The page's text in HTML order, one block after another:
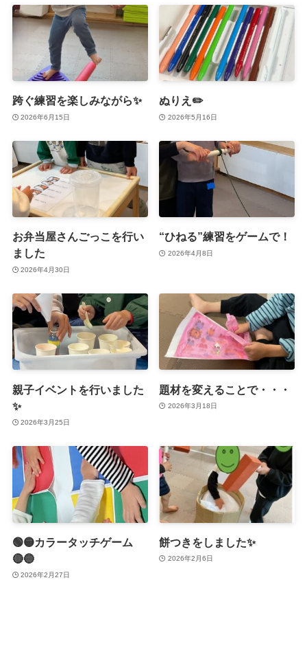
跨ぐ練習を楽しみながら✨
2026年6月15日
ぬりえ✏️
2026年5月16日
お弁当屋さんごっこを行い
ました
2026年4月30日
“ひねる”練習をゲームで！
2026年4月8日
親子イベントを行いました
✨
2026年3月25日
題材を変えることで・・・
2026年3月18日
🟢🟡カラータッチゲーム
🔴🔵
2026年2月27日
餅つきをしました✨
2026年2月6日